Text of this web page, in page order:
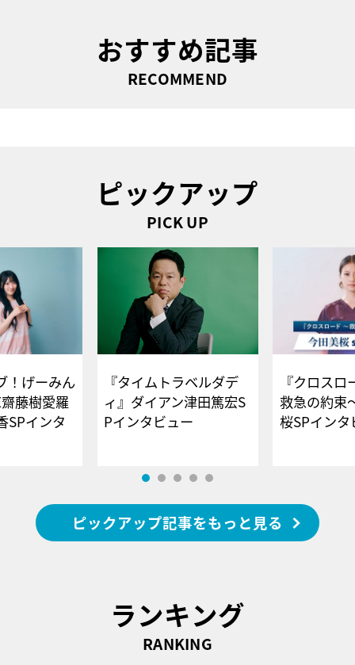
おすすめ記事
RECOMMEND
ピックアップ
PICK UP
！げーみん
藤樹愛羅
SPインタ
『タイムトラベルダデ
ィ』ダイアン津田篤宏S
Pインタビュー
『クロス
救急の約束
桜SPイ
ピックアップ記事をもっと見る
ランキング
RANKING